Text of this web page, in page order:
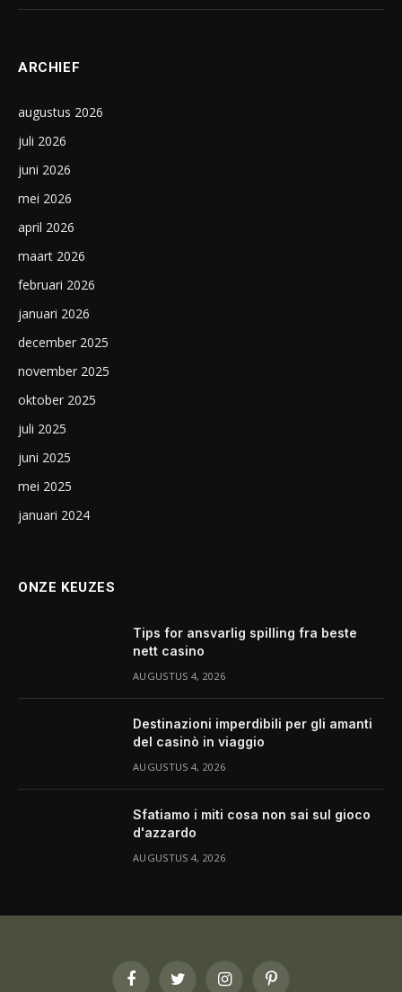
ARCHIEF
augustus 2026
juli 2026
juni 2026
mei 2026
april 2026
maart 2026
februari 2026
januari 2026
december 2025
november 2025
oktober 2025
juli 2025
juni 2025
mei 2025
januari 2024
ONZE KEUZES
Tips for ansvarlig spilling fra beste
nett casino
AUGUSTUS 4, 2026
Destinazioni imperdibili per gli amanti
del casinò in viaggio
AUGUSTUS 4, 2026
Sfatiamo i miti cosa non sai sul gioco
d'azzardo
AUGUSTUS 4, 2026
FacebookTwitter InstagramPinterest